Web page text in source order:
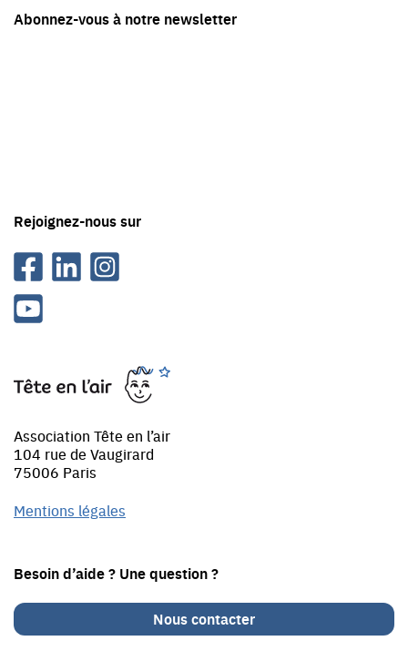
Tête
en
Association Tête en l’air
104 rue de Vaugirard
75006 Paris
Mentions légales
Besoin d’aide ? Une question ?
Nous contacter
Rejoignez-nous sur
FacebookLinkedinInstagram
Youtube
Abonnez-vous à notre newsletter